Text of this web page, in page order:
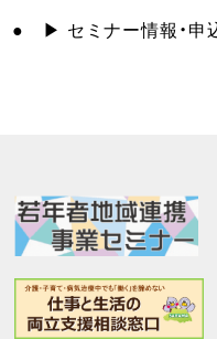
● ▶ セミナー情報・申